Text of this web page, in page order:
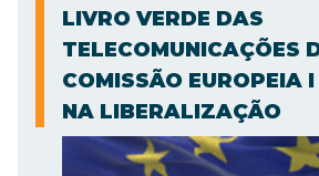
LIVRO VERDE DAS
TELECOMUNICAÇÕES
COMISSÃO EUROPEIA
NA LIBERALIZAÇÃO